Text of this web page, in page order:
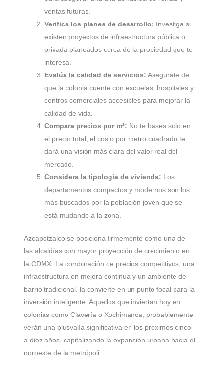
ventas futuras.
Verifica los planes de desarrollo: Investiga si
existen proyectos de infraestructura pública o
privada planeados cerca de la propiedad que te
interesa.
Evalúa la calidad de servicios: Asegúrate de
que la colonia cuente con escuelas, hospitales y
centros comerciales accesibles para mejorar la
calidad de vida.
Compara precios por m²: No te bases solo en
el precio total; el costo por metro cuadrado te
dará una visión más clara del valor real del
mercado.
Considera la tipología de vivienda: Los
departamentos compactos y modernos son los
más buscados por la población joven que se
está mudando a la zona.
Azcapotzalco se posiciona firmemente como una de
las alcaldías con mayor proyección de crecimiento en
la CDMX. La combinación de precios competitivos, una
infraestructura en mejora continua y un ambiente de
barrio tradicional, la convierte en un punto focal para la
inversión inteligente. Aquellos que inviertan hoy en
colonias como Clavería o Xochimanca, probablemente
verán una plusvalía significativa en los próximos cinco
a diez años, capitalizando la expansión urbana hacia el
noroeste de la metrópoli.